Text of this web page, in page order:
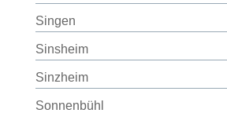
Singen
Sinsheim
Sinzheim
Sonnenbühl